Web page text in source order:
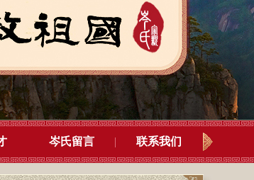
岑氏留言 联系我们